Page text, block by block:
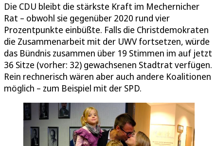
Die CDU bleibt die stärkste Kraft im Mechernicher
Rat – obwohl sie gegenüber 2020 rund vier
Prozentpunkte einbüßte. Falls die Christdemokraten
die Zusammenarbeit mit der UWV fortsetzen, würde
das Bündnis zusammen über 19 Stimmen im auf jetzt
36 Sitze (vorher: 32) gewachsenen Stadtrat verfügen.
Rein rechnerisch wären aber auch andere Koalitionen
möglich – zum Beispiel mit der SPD.